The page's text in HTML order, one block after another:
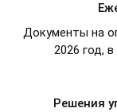
Документы на
2026 год,
Решения